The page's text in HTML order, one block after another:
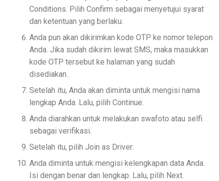
Conditions. Pilih Confirm sebagai menyetujui syarat
dan ketentuan yang berlaku.
Anda pun akan dikirimkan kode OTP ke nomor telepon
Anda. Jika sudah dikirim lewat SMS, maka masukkan
kode OTP tersebut ke halaman yang sudah
disediakan.
Setelah itu, Anda akan diminta untuk mengisi nama
lengkap Anda. Lalu, pilih Continue.
Anda diarahkan untuk melakukan swafoto atau selfi
sebagai verifikasi.
Setelah itu, pilih Join as Driver.
Anda diminta untuk mengisi kelengkapan data Anda.
Isi dengan benar dan lengkap. Lalu, pilih Next.